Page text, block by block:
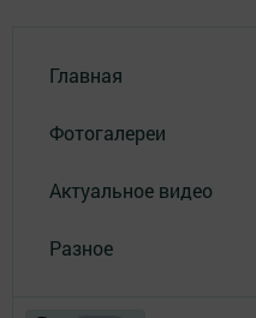
Главная
Фотогалереи
Актуальное видео
Разное